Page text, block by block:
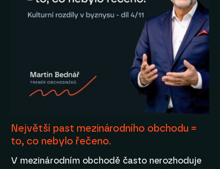
Největší past mezinárodního obchodu =
to, co nebylo řečeno.
V mezinárodním obchodě často nerozhoduje